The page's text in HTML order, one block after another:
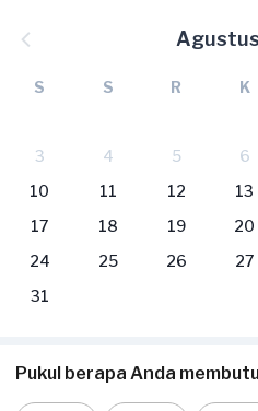
S S R K
3
4 5 6
10
11 12 13
17
18 19 20
24
25 26 27
31
Pukul berapa Anda